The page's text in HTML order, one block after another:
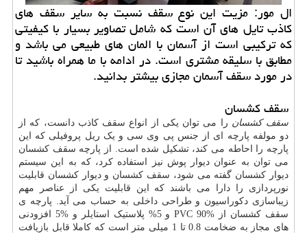
ال مور: مزیت این نوع سقف نسبت به سایر سقف های
كاذب تایل های آن است كه شامل تصاویر بسیار با كیفیتی
كه تركیبی است از آسمان با المان های طبیعی می باشد و
مطابق با سلیقه مشتری است. در ادامه با ما همراه باشید تا
در مورد سقف آسمان مجازی بیشتر بدانید.
سقف کشسان
سقف کشسان را می توان یکی از انواع سقف کاذب دانست، که از
دو مولفه پارچه ای از جنس پی وی سی و یک ریل پروفیلی که این
پارچه را احاطه می کند، تشکیل شده است. از پارچه سقف کشسان
می توان به عنوان دیوار پوش نیز استفاده کرد، که به این سیستم
دیوار کشسان گفته می شود، سقف کشسان و دیوار کشسان قابلیت
نورپردازی را دارا می باشند که این قابلیت یکی از عناصر مهم
زیباسازی دکوراسیون و طراحی داخلی به حساب می آید. پارچه ی
سقف کشسان از %90 PVC و 5% پلاستیک استایلر و %5 افزودنی
های مجاز به ضخامت 0.8 تا 1 میلی متر است که کاملا قابل بازیافت